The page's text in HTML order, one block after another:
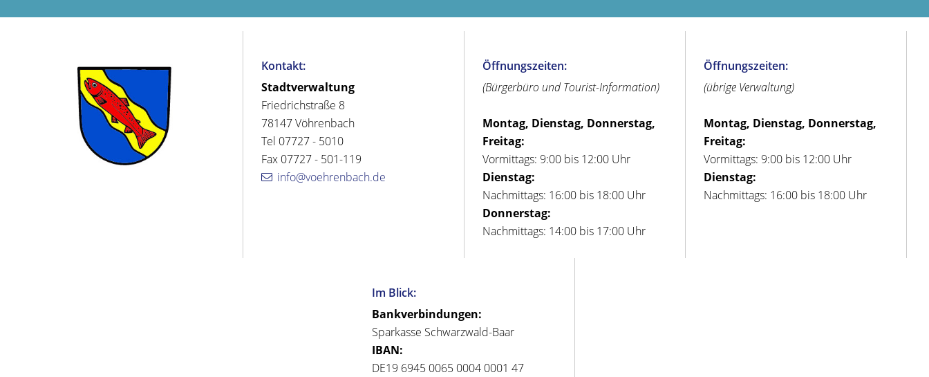
Kontakt:
Stadtverwaltung
Friedrichstraße 8
78147 Vöhrenbach
Tel 07727 - 5010
Fax 07727 - 501-119
info@voehrenbach.de
Öffnungszeiten:
(Bürgerbüro und Tourist-Information)
Montag, Dienstag, Donnerstag,
Freitag:
Vormittags: 9:00 bis 12:00 Uhr
Dienstag:
Nachmittags: 16:00 bis 18:00 Uhr
Donnerstag:
Nachmittags: 14:00 bis 17:00 Uhr
Öffnungszeiten:
(übrige Verwaltung)
Montag, Dienstag, Donnerstag,
Freitag:
Vormittags: 9:00 bis 12:00 Uhr
Dienstag:
Nachmittags: 16:00 bis 18:00 Uhr
Im Blick:
Bankverbindungen:
Sparkasse Schwarzwald-Baar
IBAN:
DE19 6945 0065 0004 0001 47